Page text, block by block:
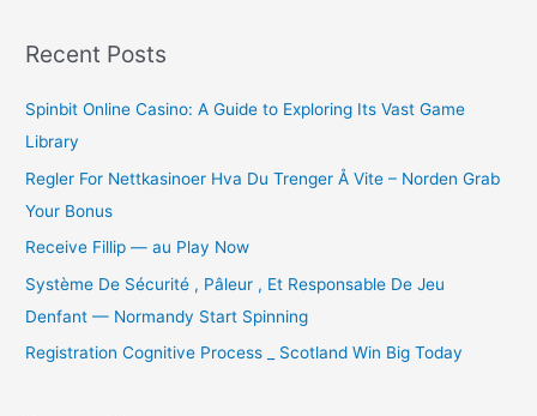
r
h
f
o
r
:
Recent Posts
Spinbit Online Casino: A Guide to Exploring Its Vast Game
Library
Regler For Nettkasinoer Hva Du Trenger Å Vite – Norden Grab
Your Bonus
Receive Fillip — au Play Now
Système De Sécurité , Pâleur , Et Responsable De Jeu
Denfant — Normandy Start Spinning
Registration Cognitive Process _ Scotland Win Big Today